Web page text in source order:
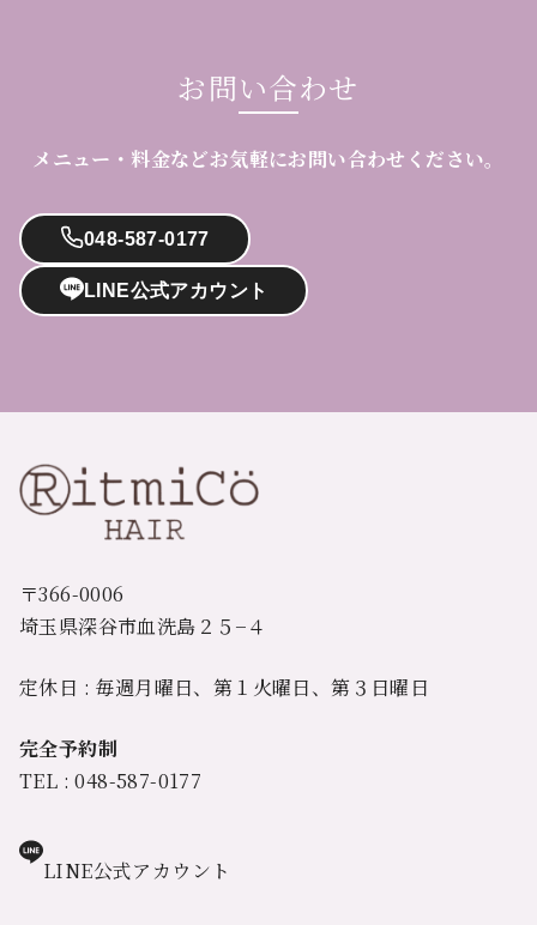
お問い合わせ
メニュー・料金などお気軽にお問い合わせください。
048-587-0177
LINE公式アカウント
〒366-0006
埼玉県深谷市血洗島２５−４
定休日 : 毎週月曜日、第１火曜日、第３日曜日
完全予約制
TEL : 048-587-0177
LINE公式アカウント